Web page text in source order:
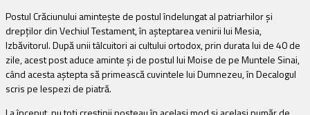
Postul Crăciunului amintește de postul îndelungat al patriarhilor și
drepților din Vechiul Testament, în așteptarea venirii lui Mesia,
Izbăvitorul. După unii tâlcuitori ai cultului ortodox, prin durata lui de 40 de
zile, acest post aduce aminte și de postul lui Moise de pe Muntele Sinai,
când acesta aștepta să primească cuvintele lui Dumnezeu, în Decalogul
scris pe lespezi de piatră.